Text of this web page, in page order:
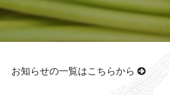
お知らせの一覧はこちらから